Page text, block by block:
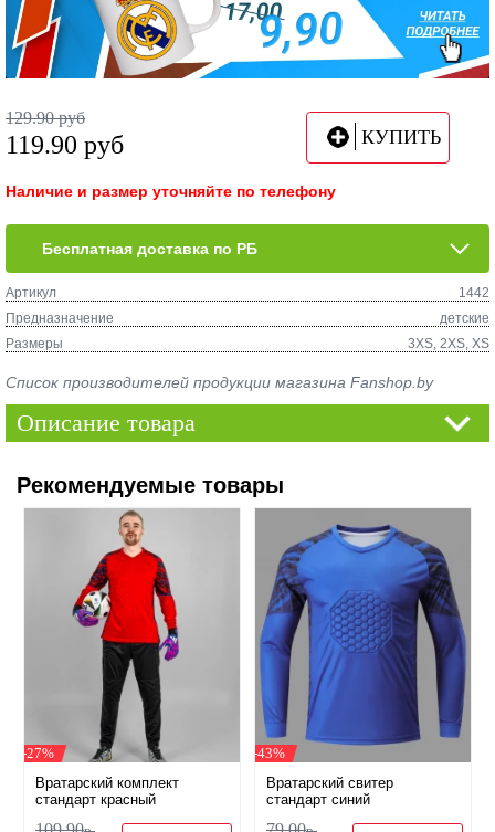
129.90 руб
119.90 руб КУПИТЬ
Наличие и размер уточняйте по телефону
Бесплатная доставка по РБ
Артикул
1442
Предназначение
детские
Размеры
3XS, 2XS, XS
Список производителей продукции магазина Fanshop.by
Описание товара
Рекомендуемые товары
-27%
Вратарский комплект
стандарт красный
-43%
Вратарский свитер
стандарт синий